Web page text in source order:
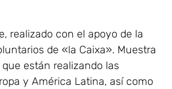
realizado con el apoyo de la
de «la Caixa». Muestra
están realizando las
y América Latina, así como